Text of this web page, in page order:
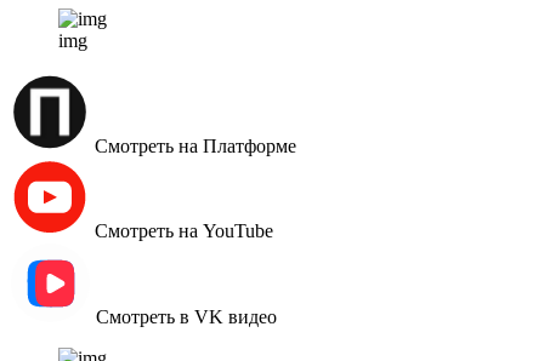
img
Смотреть на Платформе
Смотреть на YouTube
Смотреть в VK видео